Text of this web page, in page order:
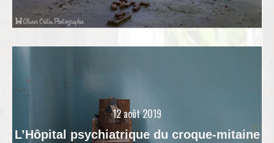
12 août 2019
L’Hôpital psychiatrique du croque-mitaine